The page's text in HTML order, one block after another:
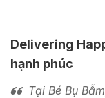
Delivering
hạnh phúc
Tại Bé Bụ